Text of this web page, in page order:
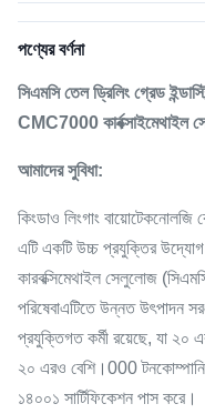
পণ্যের বর্ণনা
সিএমসি তেল ড্রিলিং গ্রেড
CMC7000 কার্বক্সাইমেথাইল
আমাদের সুবিধা:
কিংডাও লিংগাং বায়োটেকনোলজি
এটি একটি উচ্চ প্রযুক্তির উদ্যোগ
কারবক্সিমেথাইল সেলুলোজ
পরিষেবাএটিতে উন্নত উৎপাদন
প্রযুক্তিগত কর্মী রয়েছে, যা ২০
২০ এরও বেশি।000
১৪০০১ সার্টিফিকেশন পাস করে।